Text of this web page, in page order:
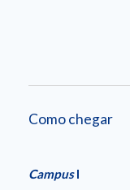
Como chegar
CampusI